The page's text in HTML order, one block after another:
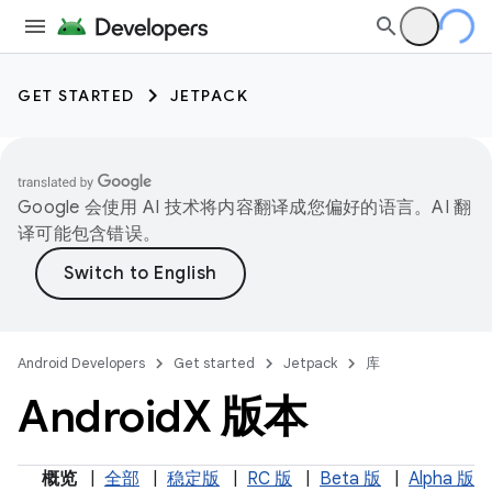
GET STARTED JETPACK
Google 会使用 AI 技术将内容翻译成您偏好的语言。AI 翻
译可能包含错误。
Android Developers Get started Jetpack 库
AndroidX 版本
概览 全部 稳定版 RC 版 Beta 版 Alpha 版